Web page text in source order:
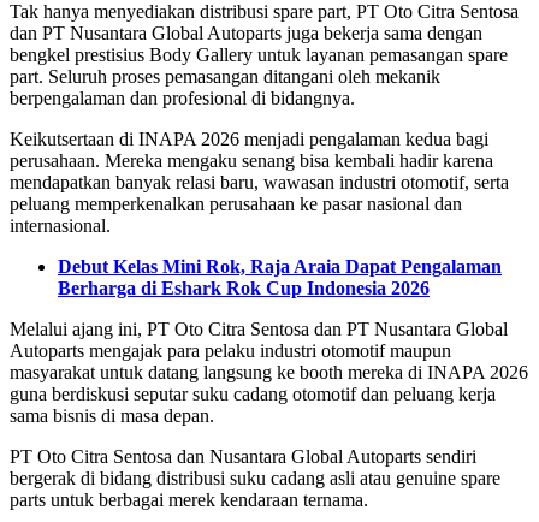
Tak hanya menyediakan distribusi spare part, PT Oto Citra Sentosa
dan PT Nusantara Global Autoparts juga bekerja sama dengan
bengkel prestisius Body Gallery untuk layanan pemasangan spare
part. Seluruh proses pemasangan ditangani oleh mekanik
berpengalaman dan profesional di bidangnya.
Keikutsertaan di INAPA 2026 menjadi pengalaman kedua bagi
perusahaan. Mereka mengaku senang bisa kembali hadir karena
mendapatkan banyak relasi baru, wawasan industri otomotif, serta
peluang memperkenalkan perusahaan ke pasar nasional dan
internasional.
Debut Kelas Mini Rok, Raja Araia Dapat Pengalaman
Berharga di Eshark Rok Cup Indonesia 2026
Melalui ajang ini, PT Oto Citra Sentosa dan PT Nusantara Global
Autoparts mengajak para pelaku industri otomotif maupun
masyarakat untuk datang langsung ke booth mereka di INAPA 2026
guna berdiskusi seputar suku cadang otomotif dan peluang kerja
sama bisnis di masa depan.
PT Oto Citra Sentosa dan Nusantara Global Autoparts sendiri
bergerak di bidang distribusi suku cadang asli atau genuine spare
parts untuk berbagai merek kendaraan ternama.